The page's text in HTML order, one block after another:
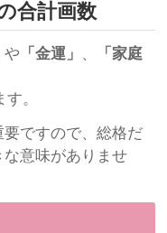
合計画数
や 「金運」
「家庭
。
ですので、総格だ
意味がありませ